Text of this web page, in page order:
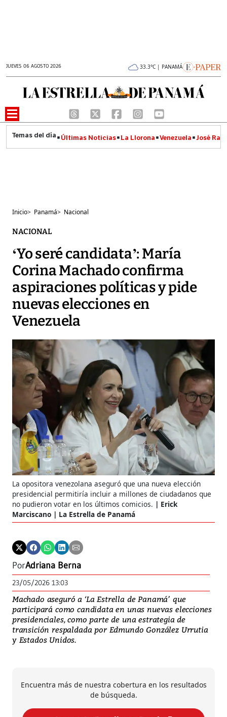
JUEVES 06 AGOSTO 2026 33.3°C | PANAMÁ
Últimas Noticias La Llorona Venezuela José
Inicio> Panamá> Nacional
NACIONAL
‘Yo seré candidata’: María
Corina Machado confirma
aspiraciones políticas y pide
nuevas elecciones en
Venezuela
La opositora venezolana aseguró que una nueva elección
presidencial permitiría incluir a millones de ciudadanos que
no pudieron votar en los últimos comicios.
Erick
Marciscano | La Estrella de Panamá
PorAdriana Berna
23/05/2026 13:03
Machado aseguró a ‘La Estrella de Panamá’ que
participará como candidata en unas nuevas elecciones
presidenciales, como parte de una estrategia de
transición respaldada por Edmundo González Urrutia
y Estados Unidos.
Encuentra más de nuestra cobertura en los resultados
de búsqueda.